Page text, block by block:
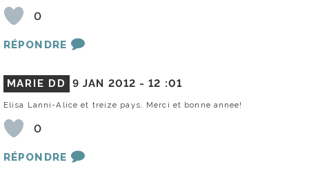
0
RÉPONDRE
MARIE DD 9 JAN 2012 -12 :01
Elisa Lanni-Alice et treize pays. Merci et bonne annee!
0
RÉPONDRE